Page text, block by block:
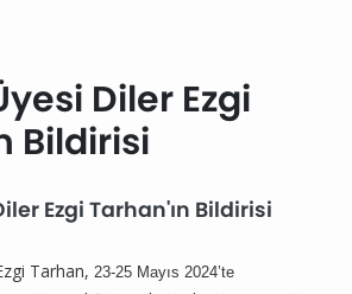
Diler Ezgi
Bildirisi
Ezgi Tarhan'ın Bildirisi
Tarhan, 23-25 Mayıs 2024’te